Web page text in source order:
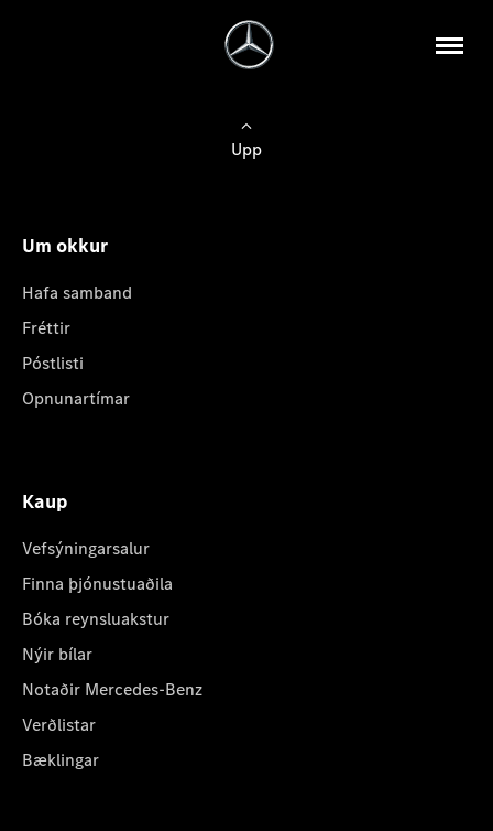
Upp
Um okkur
Hafa samband
Fréttir
Póstlisti
Opnunartímar
Kaup
Vefsýningarsalur
Finna þjónustuaðila
Bóka reynsluakstur
Nýir bílar
Notaðir Mercedes-Benz
Verðlistar
Bæklingar